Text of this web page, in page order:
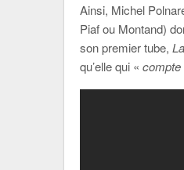
Ainsi, Michel
Piaf ou Montand)
son premier tube,
qu’elle qui « compte